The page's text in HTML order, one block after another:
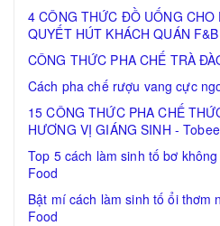
4 CÔNG THỨC ĐỒ UỐNG
QUYẾT HÚT KHÁCH QUÁN F&B
CÔNG THỨC PHA CHẾ TRÀ
Cách pha chế rượu vang cực
15 CÔNG THỨC PHA CHẾ
HƯƠNG VỊ GIÁNG SINH -
Top 5 cách làm sinh tố bơ
Food
Bật mí cách làm sinh tố ổi thơm
Food